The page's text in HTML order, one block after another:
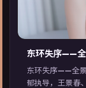
东环失序——
东环失序——全
郁执导，王景春